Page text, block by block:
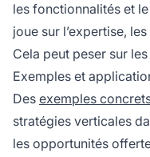
les fonctionnalités et
joue sur l’expertise,
Cela peut peser sur
Exemples et
Des exemples
stratégies verticales
les opportunités